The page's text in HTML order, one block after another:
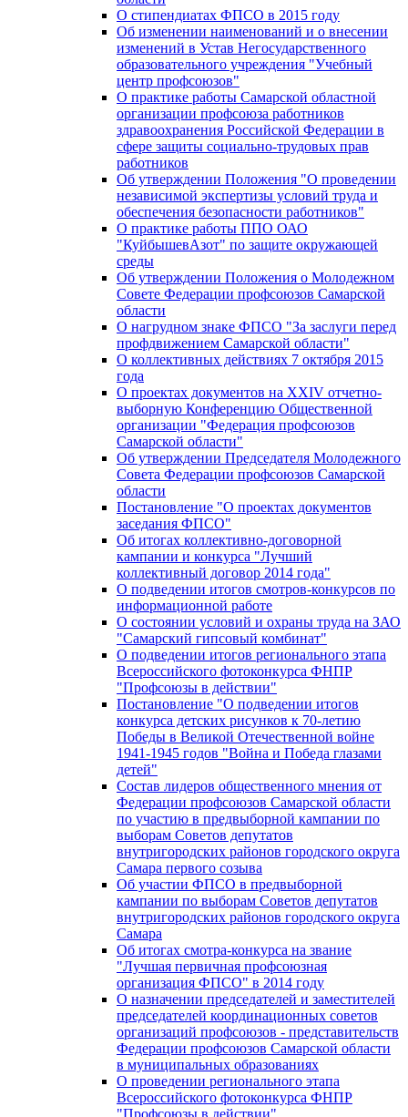
О стипендиатах ФПСО в 2015 году
Об изменении наименований и о внесении
изменений в Устав Негосударственного
образовательного учреждения "Учебный
центр профсоюзов"
О практике работы Самарской областной
организации профсоюза работников
здравоохранения Российской Федерации в
сфере защиты социально-трудовых прав
работников
Об утверждении Положения "О проведении
независимой экспертизы условий труда и
обеспечения безопасности работников"
О практике работы ППО ОАО
"КуйбышевАзот" по защите окружающей
среды
Об утверждении Положения о Молодежном
Совете Федерации профсоюзов Самарской
области
О нагрудном знаке ФПСО "За заслуги перед
профдвижением Самарской области"
О коллективных действиях 7 октября 2015
года
О проектах документов на XXIV отчетно-
выборную Конференцию Общественной
организации "Федерация профсоюзов
Самарской области"
Об утверждении Председателя Молодежного
Совета Федерации профсоюзов Самарской
области
Постановление "О проектах документов
заседания ФПСО"
Об итогах коллективно-договорной
кампании и конкурса "Лучший
коллективный договор 2014 года"
О подведении итогов смотров-конкурсов по
информационной работе
О состоянии условий и охраны труда на ЗАО
"Самарский гипсовый комбинат"
О подведении итогов регионального этапа
Всероссийского фотоконкурса ФНПР
"Профсоюзы в действии"
Постановление "О подведении итогов
конкурса детских рисунков к 70-летию
Победы в Великой Отечественной войне
1941-1945 годов "Война и Победа глазами
детей"
Состав лидеров общественного мнения от
Федерации профсоюзов Самарской области
по участию в предвыборной кампании по
выборам Советов депутатов
внутригородских районов городского округа
Самара первого созыва
Об участии ФПСО в предвыборной
кампании по выборам Советов депутатов
внутригородских районов городского округа
Самара
Об итогах смотра-конкурса на звание
"Лучшая первичная профсоюзная
организация ФПСО" в 2014 году
О назначении председателей и заместителей
председателей координационных советов
организаций профсоюзов - представительств
Федерации профсоюзов Самарской области
в муниципальных образованиях
О проведении регионального этапа
Всероссийского фотоконкурса ФНПР
"Профсоюзы в действии"